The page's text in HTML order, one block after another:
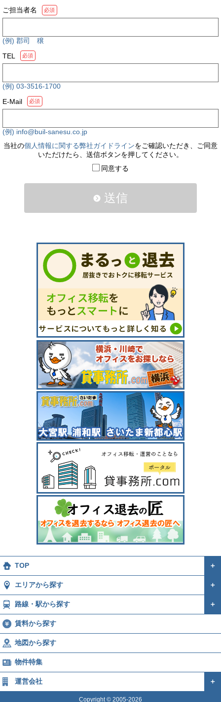
ご担当者名
必須
(例) 郡司 穣
TEL
必須
(例) 03-3516-1700
E-Mail
必須
(例) info@buil-sanesu.co.jp
当社の個人情報に関する弊社ガイドラインをご確認いただき、ご同意
いただけたら、送信ボタンを押してください。
同意する
送信
TOP ＋
エリアから探す ＋
路線・駅から探す ＋
賃料から探す
地図から探す
物件特集
運営会社 ＋
Copyright © 2005-2026